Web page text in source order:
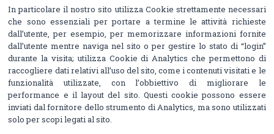
In particolare il nostro sito utilizza Cookie strettamente necessari
che sono essenziali per portare a termine le attività richieste
dall’utente, per esempio, per memorizzare informazioni fornite
dall’utente mentre naviga nel sito o per gestire lo stato di “login”
durante la visita; utilizza Cookie di Analytics che permettono di
raccogliere dati relativi all’uso del sito, come i contenuti visitati e le
funzionalità utilizzate, con l’obbiettivo di migliorare le
performance e il layout del sito. Questi cookie possono essere
inviati dal fornitore dello strumento di Analytics, ma sono utilizzati
solo per scopi legati al sito.